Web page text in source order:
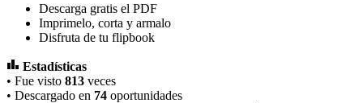
Descarga gratis el PDF
Imprimelo, corta y armalo
Disfruta de tu flipbook
Estadísticas
• Fue visto 813 veces
• Descargado en 74 oportunidades